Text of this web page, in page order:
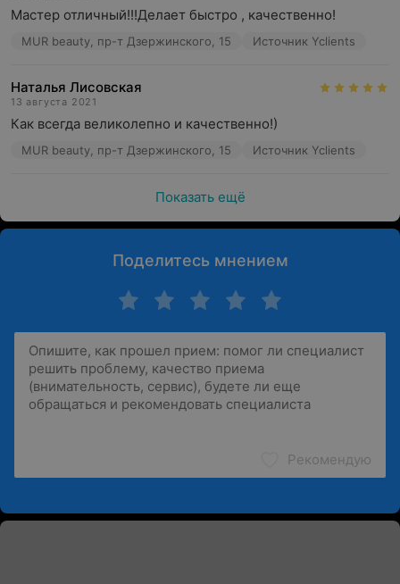
Мастер отличный!!!Делает быстро , качественно!
MUR beauty, пр-т Дзержинского, 15 Источник Yclients
Наталья Лисовская
13 августа 2021
Как всегда великолепно и качественно!)
MUR beauty, пр-т Дзержинского, 15 Источник Yclients
Показать ещё
Поделитесь мнением
Рекомендую